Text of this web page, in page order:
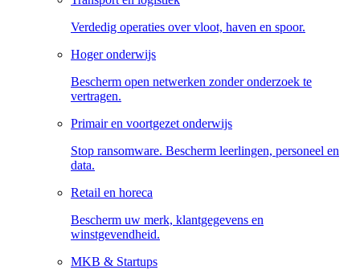
Verdedig operaties over vloot, haven en spoor.
Hoger onderwijs
Bescherm open netwerken zonder onderzoek te
vertragen.
Primair en voortgezet onderwijs
Stop ransomware. Bescherm leerlingen, personeel en
data.
Retail en horeca
Bescherm uw merk, klantgegevens en
winstgevendheid.
MKB & Startups